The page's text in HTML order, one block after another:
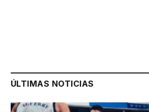
ÚLTIMAS NOTICIAS